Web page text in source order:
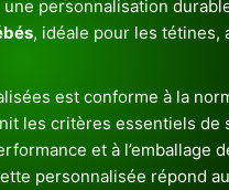
personnalisation
, idéale pour les tétines,
est conforme à la
les critères essentiels de
et à l’emballage
personnalisée répond